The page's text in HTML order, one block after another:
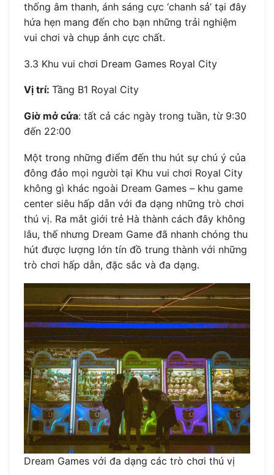
thống âm thanh, ánh sáng cực ‘chanh sả’ tại đây
hứa hẹn mang đến cho bạn những trải nghiệm
vui chơi và chụp ảnh cực chất.
3.3 Khu vui chơi Dream Games Royal City
Vị trí: Tầng B1 Royal City
Giờ mở cửa: tất cả các ngày trong tuần, từ 9:30
đến 22:00
Một trong những điểm đến thu hút sự chú ý của
đông đảo mọi người tại Khu vui chơi Royal City
không gì khác ngoài Dream Games – khu game
center siêu hấp dẫn với đa dạng những trò chơi
thú vị. Ra mắt giới trẻ Hà thành cách đây không
lâu, thế nhưng Dream Game đã nhanh chóng thu
hút được lượng lớn tín đồ trung thành với những
trò chơi hấp dẫn, đặc sắc và đa dạng.
Dream Games với đa dạng các trò chơi thú vị